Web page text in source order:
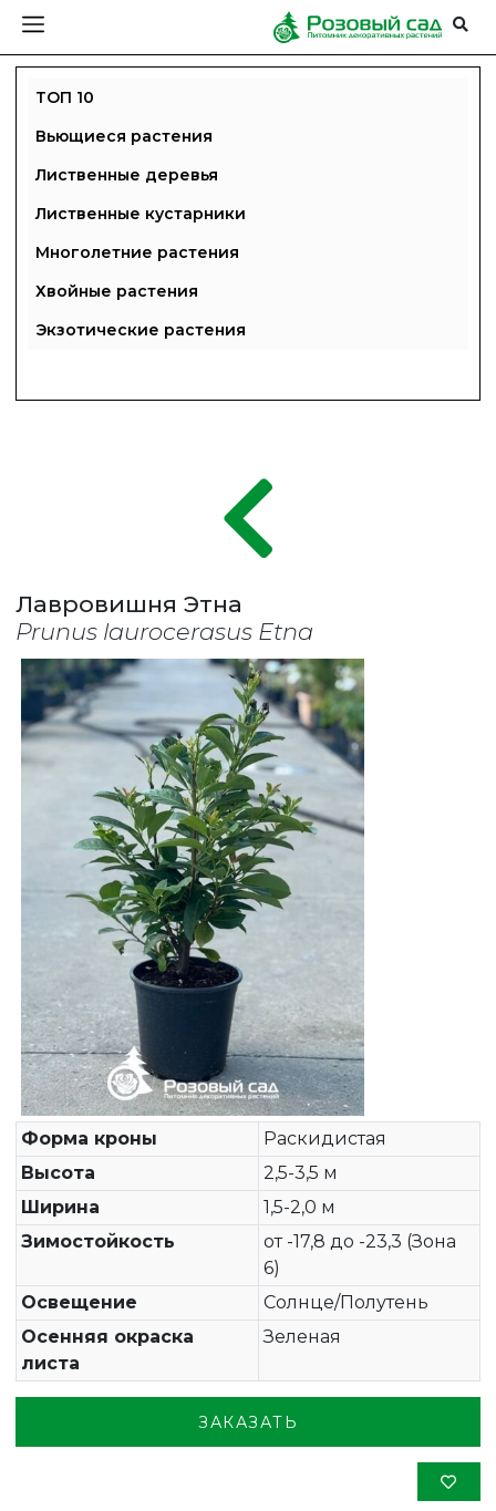
ТОП 10
Вьющиеся растения
Лиственные деревья
Лиственные кустарники
Многолетние растения
Хвойные растения
Экзотические растения
Лавровишня Этна
Prunus laurocerasus Etna
Форма кроны
Раскидистая
Высота
2,5-3,5 м
Ширина
1,5-2,0 м
Зимостойкость
от -17,8 до -23,3 (Зона
6)
Освещение
Солнце/Полутень
Осенняя окраска
листа
Зеленая
ЗАКАЗАТЬ